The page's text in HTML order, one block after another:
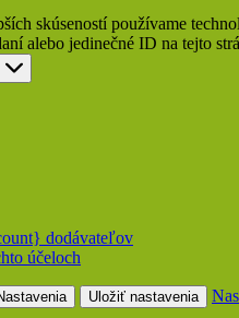
skúseností používame
alebo jedinečné ID na tejto
dodávateľov
účeloch
Uložiť nastavenia